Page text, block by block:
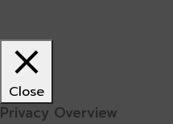
Close
Privacy Overview